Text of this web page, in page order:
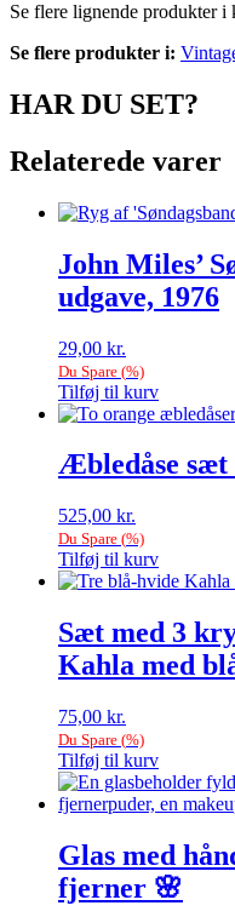
Se flere lignende produkter i
Se flere produkter i:
HAR DU SET?
Relaterede varer
John Miles’
udgave, 1976
29,00 kr.
Du Spare (%)
Tilføj til kurv
Æbledåse sæt
525,00 kr.
Du Spare (%)
Tilføj til kurv
Sæt med 3
Kahla med
75,00 kr.
Du Spare (%)
Tilføj til kurv
Glas med
fjerner 🌸